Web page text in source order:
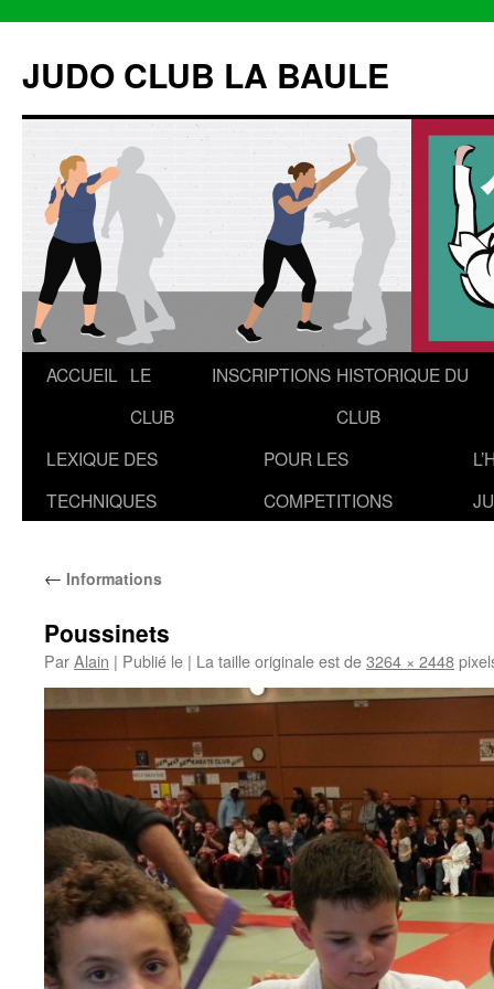
JUDO CLUB LA BAULE
ACCUEIL LE
CLUB
INSCRIPTIONS HISTORIQUE DU
CLUB
LEXIQUE DES
TECHNIQUES
POUR LES
COMPETITIONS
← Informations
Poussinets
ParAlain | Publié le | La taille originale est de3264 × 2448